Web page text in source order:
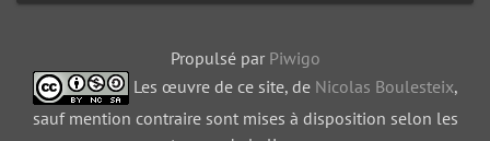
Propulsé par Piwigo
Les œuvre de ce site, de Nicolas Boulesteix,
sauf mention contraire sont mises à disposition selon les